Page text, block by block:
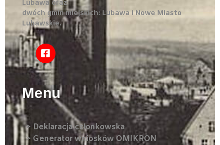
Lubawa oraz
dwóch gmin miejskich: Lubawa i Nowe Miasto
Lubawskie.
Menu​
> Deklaracja członkowska
> Generator wniosków OMIKRON